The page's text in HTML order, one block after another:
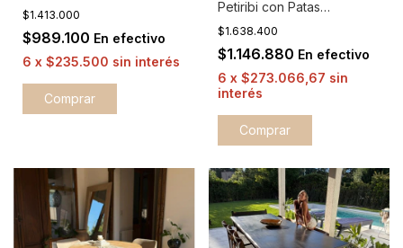
$1.413.000
$989.100 En efectivo
6 x $235.500 sin interés
Comprar
Petiribi con Patas
Gervasoni
$1.638.400
$1.146.880 En efectivo
6 x $273.066,67 sin
interés
Comprar